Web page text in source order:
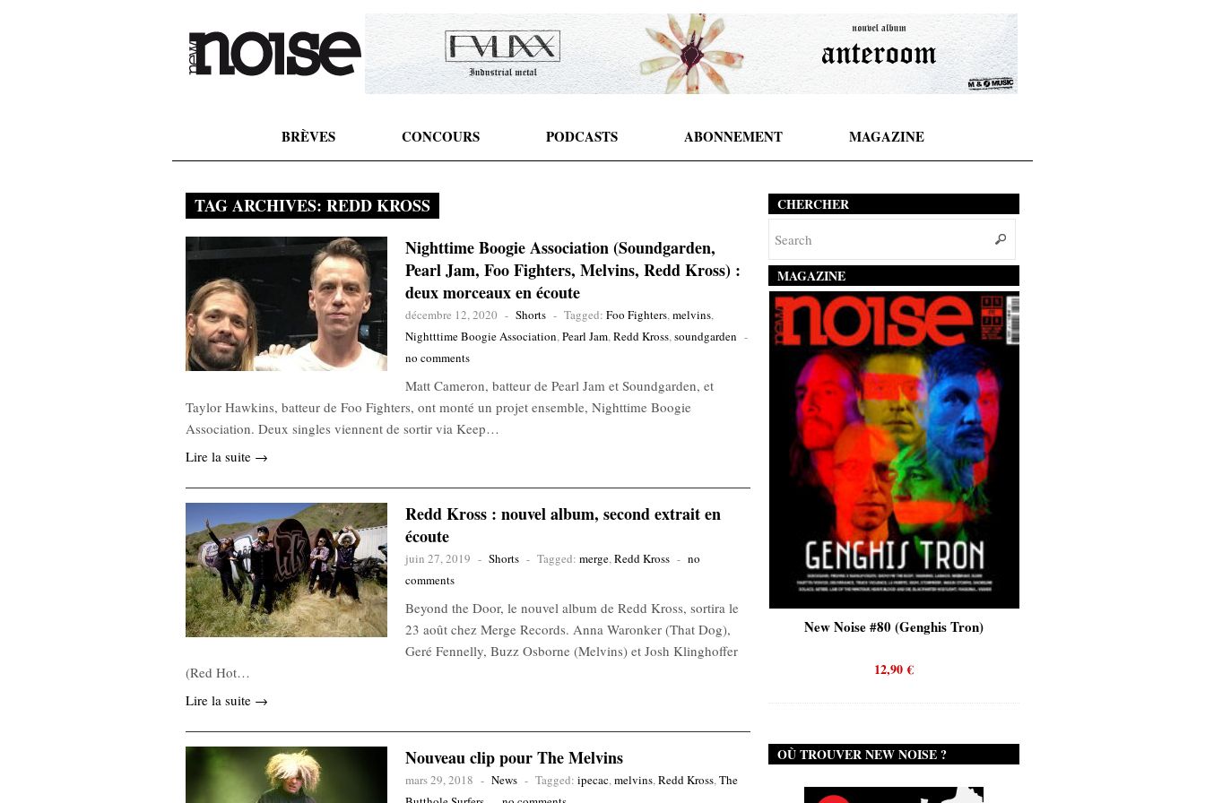
BRÈVES CONCOURS PODCASTS ABONNEMENT MAGAZINE
TAG ARCHIVES: REDD KROSS
Nighttime Boogie Association (Soundgarden,
Pearl Jam, Foo Fighters, Melvins, Redd Kross) :
deux morceaux en écoute
décembre 12, 2020 - Shorts - Tagged: Foo Fighters,melvins,
Nightttime Boogie Association,Pearl Jam,Redd Kross,soundgarden -
no comments
Matt Cameron, batteur de Pearl Jam et Soundgarden, et
Taylor Hawkins, batteur de Foo Fighters, ont monté un projet ensemble, Nighttime Boogie
Association. Deux singles viennent de sortir via Keep…
Lire la suite →
Redd Kross : nouvel album, second extrait en
écoute
juin 27, 2019 - Shorts - Tagged: merge,Redd Kross - no
comments
Beyond the Door, le nouvel album de Redd Kross, sortira le
23 août chez Merge Records. Anna Waronker (That Dog),
Geré Fennelly, Buzz Osborne (Melvins) et Josh Klinghoffer
(Red Hot…
Lire la suite →
Nouveau clip pour The Melvins
mars 29, 2018 - News - Tagged: ipecac,melvins,Redd Kross,The
CHERCHER
MAGAZINE
New Noise #79 (Neurosis) New Noise #80 (Genghis Tron) New Noise #80 (Quicksand)
OÙ TROUVER NEW NOISE ?